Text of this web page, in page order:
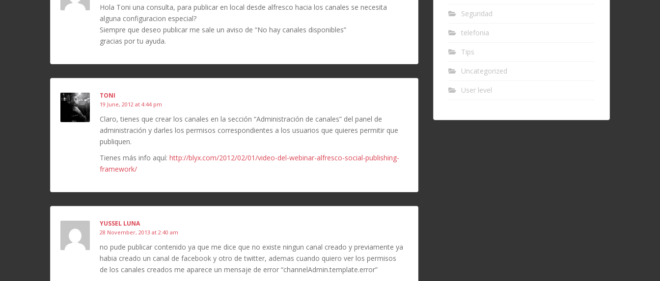
Hola Toni una consulta, para publicar en local desde alfresco hacia los canales se necesita
alguna configuracion especial?
Siempre que deseo publicar me sale un aviso de “No hay canales disponibles”
gracias por tu ayuda.
TONI
19 June, 2012 at 4:44 pm
Claro, tienes que crear los canales en la sección “Administración de canales” del panel de
administración y darles los permisos correspondientes a los usuarios que quieres permitir que
publiquen.
Tienes más info aquí: http://blyx.com/2012/02/01/video-del-webinar-alfresco-social-publishing-
framework/
YUSSEL LUNA
28 November, 2013 at 2:40 am
no pude publicar contenido ya que me dice que no existe ningun canal creado y previamente ya
habia creado un canal de facebook y otro de twitter, ademas cuando quiero ver los permisos
de los canales creados me aparece un mensaje de error “channelAdmin.template.error”
Seguridad
telefonia
Tips
Uncategorized
User level